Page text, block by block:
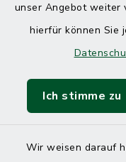
unser Angebot weiter
hierfür können Sie
Ich stimme zu
Wir weisen darauf